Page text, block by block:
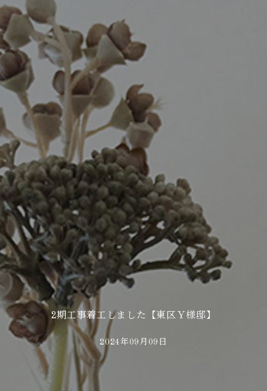
2期工事着工しました【東区Ｙ様邸】
2024年09月09日